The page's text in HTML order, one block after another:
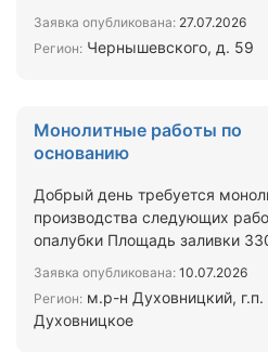
Заявка опубликована: 27.07.2026
Регион: Чернышевского, д. 59
Монолитные работы по
основанию
Добрый день требуется
производства следующих
опалубки Площадь заливки
Заявка опубликована: 10.07.2026
Регион: м.р-н Духовницкий,
Духовницкое